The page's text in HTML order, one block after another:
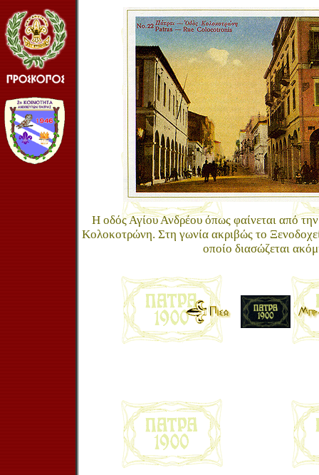
Η οδός Αγίου Ανδρέου όπως φαίνεται από
Κολοκοτρώνη. Στη γωνία ακριβώς το
οποίο διασώζεται